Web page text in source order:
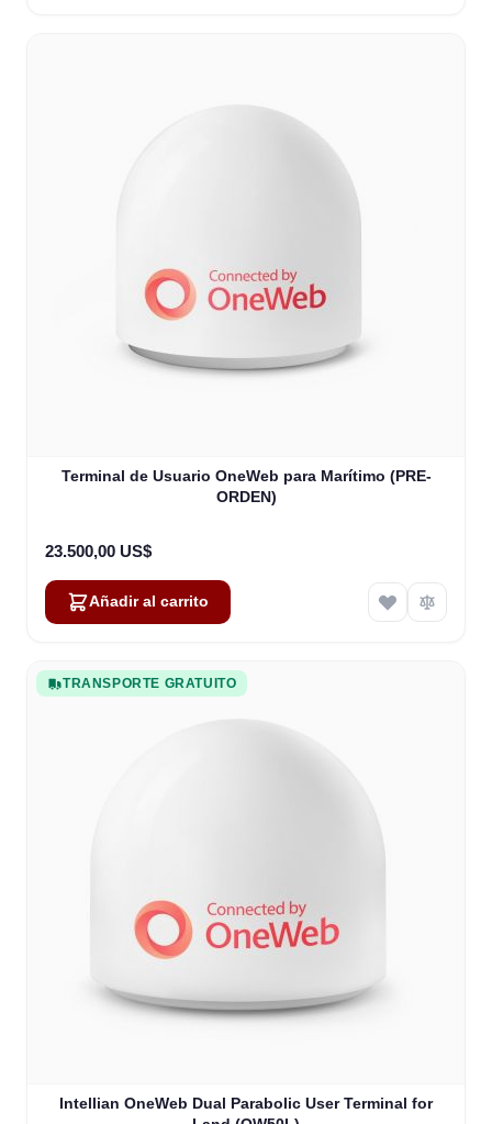
Terminal de Usuario OneWeb para Marítimo (PRE-
ORDEN)
23.500,00 US$
Añadir al carrito
TRANSPORTE GRATUITO
Intellian OneWeb Dual Parabolic User Terminal for